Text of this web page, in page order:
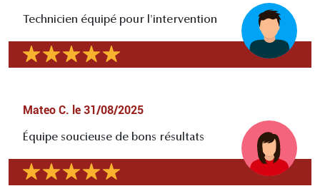
Technicien équipé pour l'intervention
Mateo C. le 31/08/2025
Équipe soucieuse de bons résultats